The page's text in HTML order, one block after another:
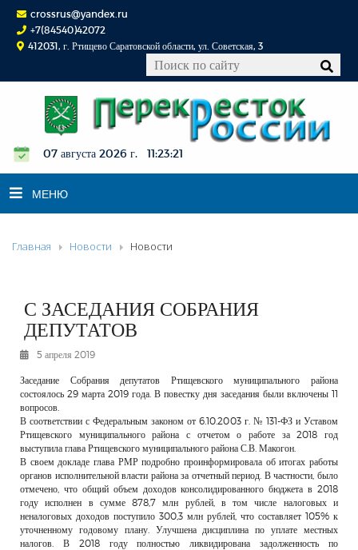
crossrus@yandex.ru
+7(84540)42072
412031, г. Ртищево Саратовской области, ул. Советская, 3
07 августа 2026 г. 11:23:22
МЕНЮ
НОВОСТИ
К СВЕДЕНИЮ
КОНКУРСЫ
ФОТОРЕПОРТАЖИ
РЕКЛАМОДАТЕЛЯМ
ОБЪЯВЛЕНИЯ
КОНТАКТЫ
Главная Новости Новости
С ЗАСЕДАНИЯ СОБРАНИЯ
ДЕПУТАТОВ
5 апреля 2019
Заседание Собрания депутатов Ртищевского муниципального района
состоялось 29 марта 2019 года. В повестку дня заседания были включены 11
вопросов.
В соответствии с Федеральным законом от 6.10.2003 г. № 131-ФЗ и Уставом
Ртищевского муниципального района с отчетом о работе за 2018 год
выступила глава Ртищевского муниципального района С.В. Макогон.
В своем докладе глава РМР подробно проинформировала об итогах работы
органов исполнительной власти района за отчетный период. В частности, было
отмечено, что общий объем доходов консолидированного бюджета в 2018
году исполнен в сумме 878,7 млн рублей, в том числе налоговых и
неналоговых доходов поступило 300,3 млн рублей, что составляет 105% к
уточненному годовому плану. Улучшена дисциплина по уплате местных
налогов. В 2018 году полностью ликвидирована задолженность по